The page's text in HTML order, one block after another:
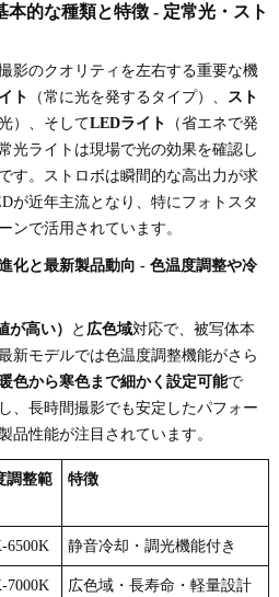
的な種類と特徴 - 定常光・スト
影のクオリティを左右する重要な機
ト （常に光を発するタイプ）、
スト
）、そしてLEDライト
（省エネで発
光ライトは現場で光の効果を確認し
す。ストロボは瞬間的な高出力が求
が近年主流となり、特にフォトスタ
ンで活用されています。
化と最新製品動向 - 色温度調整や冷
が高い） と 広色域対応で、被写体本
新モデルでは色温度調整機能がさら
暖色から寒色まで細かく設定可能で
、長時間撮影でも安定したパフォー
品性能が注目されています。
調整範
特徴
6500K 静音冷却・調光機能付き
7000K 広色域・長寿命・軽量設計